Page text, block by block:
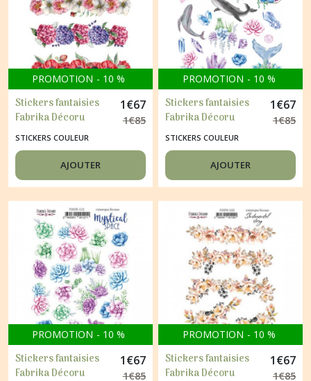
PROMOTION - 10 %
Stickers fantaisies
Fabrika Décoru
SUMMER FLOWERS
117
1€67
1€85
STICKERS COULEUR
AJOUTER
PROMOTION - 10 %
Stickers fantaisies
Fabrika Décoru
MYSTICAL SPACE 116
1€67
1€85
STICKERS COULEUR
AJOUTER
PROMOTION - 10 %
Stickers fantaisies
Fabrika Décoru
1€67
1€85
PROMOTION - 10 %
Stickers fantaisies
Fabrika Décoru
1€67
1€85